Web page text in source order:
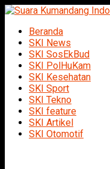
Beranda
SKI News
SKI SosEkBud
SKI PolHuKam
SKI Kesehatan
SKI Sport
SKI Tekno
SKI feature
SKI Artikel
SKI Otomotif